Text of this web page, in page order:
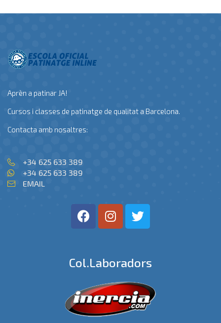
Aprèn a patinar JA!
Cursos i classes de patinatge de qualitat a Barcelona.
Contacta amb nosaltres:
+34 625 633 389
+34 625 633 389
EMAIL
Col.laboradors